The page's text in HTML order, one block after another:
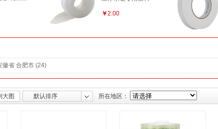
￥2.00
徽省 合肥市 (24)
大图 默认排序 所在地区：